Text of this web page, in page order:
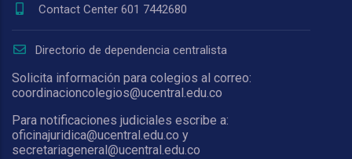
Contact Center 601 7442680
Directorio de dependencia centralista
Solicita información para colegios al correo:
coordinacioncolegios@ucentral.edu.co
Para notificaciones judiciales escribe a:
oficinajuridica@ucentral.edu.co y
secretariageneral@ucentral.edu.co